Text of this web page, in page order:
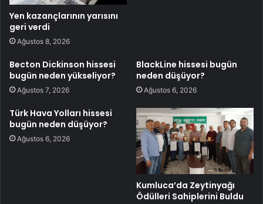
Yen kazançlarının yarısını
geri verdi
Ağustos 8, 2026
Becton Dickinson hissesi
bugün neden yükseliyor?
Ağustos 7, 2026
BlackLine hissesi bugün
neden düşüyor?
Ağustos 6, 2026
Türk Hava Yolları hissesi
bugün neden düşüyor?
Ağustos 6, 2026
Kumluca’da Zeytinyağı
Ödülleri Sahiplerini Buldu